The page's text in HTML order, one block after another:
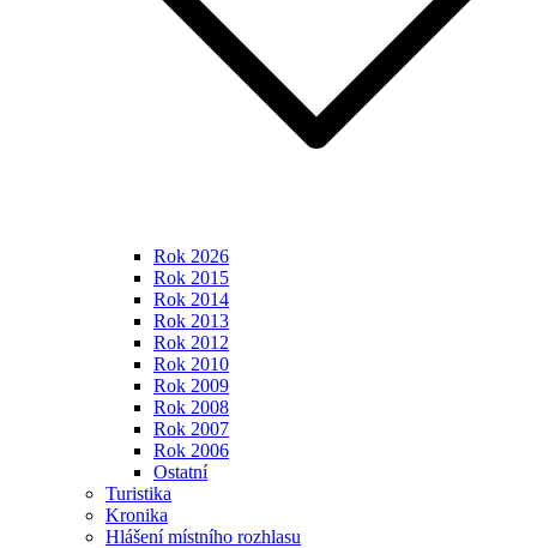
Rok 2026
Rok 2015
Rok 2014
Rok 2013
Rok 2012
Rok 2010
Rok 2009
Rok 2008
Rok 2007
Rok 2006
Ostatní
Turistika
Kronika
Hlášení místního rozhlasu